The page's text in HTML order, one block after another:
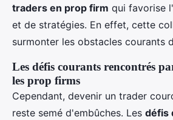
traders en prop firm qui favorise
et de stratégies. En effet, cette
surmonter les obstacles courants
Les défis courants rencontrés
les prop firms
Cependant, devenir un trader
reste semé d'embûches. Les défis